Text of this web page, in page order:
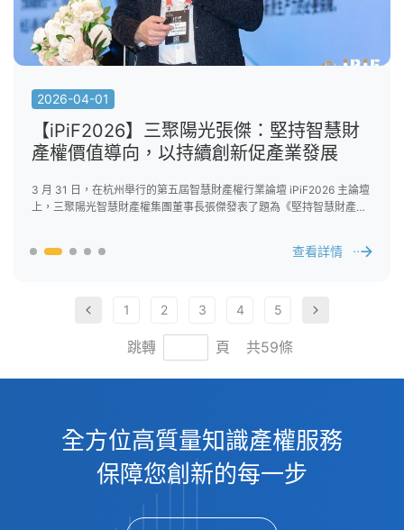
2026-04-01
【iPiF2026】三聚陽光張傑：堅持智慧財
產權價值導向，以持續創新促產業發展
3 月 31 日，在杭州舉行的第五屆智慧財產權行業論壇 iPiF2026 主論壇
上，三聚陽光智慧財產權集團董事長張傑發表了題為《堅持智慧財產權
查看詳情
1 2 3 4 5
跳轉 頁 共59條
全方位高質量知識產權服務
保障您創新的每一步